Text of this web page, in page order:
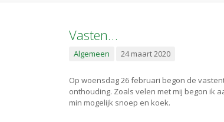
Vasten…
Algemeen 24 maart 2020
Op woensdag 26 februari begon de
onthouding. Zoals velen met mij begon ik
min mogelijk snoep en koek.